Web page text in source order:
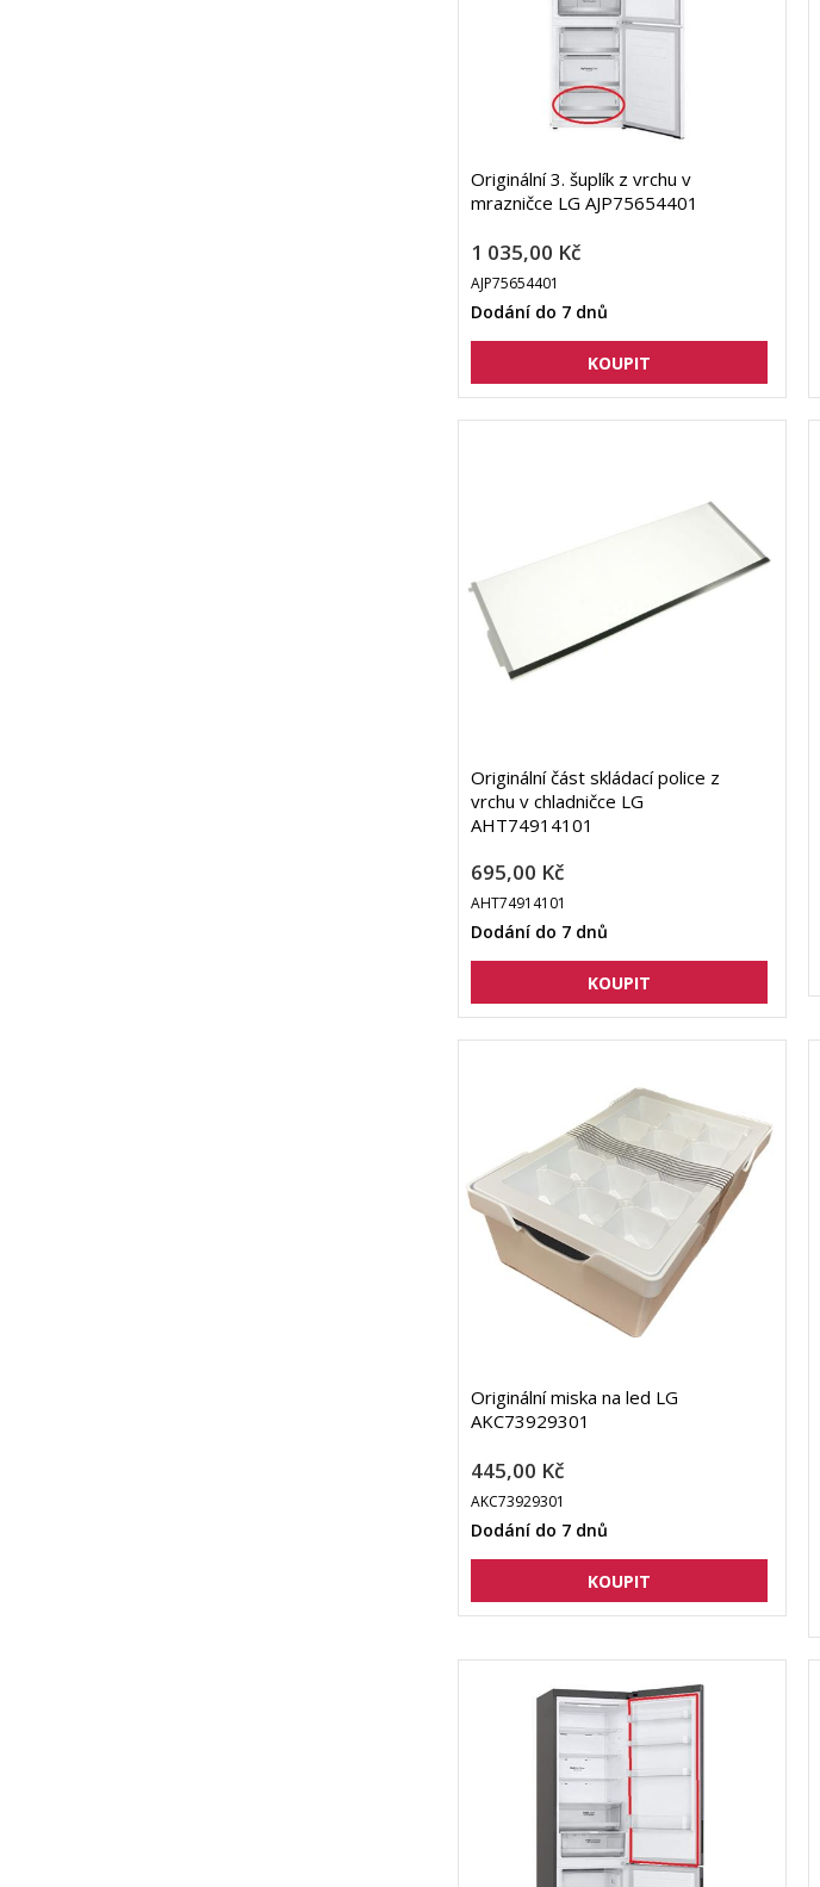
Originální 3. šuplík z vrchu v
mrazničce LG AJP75654401
1 035,00 Kč
AJP75654401
Dodání do 7 dnů
Originální část skládací police z
vrchu v chladničce LG
AHT74914101
695,00 Kč
AHT74914101
Dodání do 7 dnů
Originální miska na led LG
AKC73929301
445,00 Kč
AKC73929301
Dodání do 7 dnů